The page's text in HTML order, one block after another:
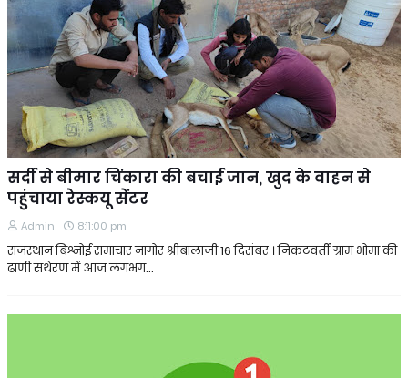
सर्दी से बीमार चिंकारा की बचाई जान, खुद के वाहन से
पहुंचाया रेस्कयू सेंटर
Admin 8:11:00 pm
राजस्थान बिश्नोई समाचार नागोर श्रीबालाजी 16 दिसंबर । निकटवर्ती ग्राम भोमा की
ढाणी सथेरण में आज लगभग…